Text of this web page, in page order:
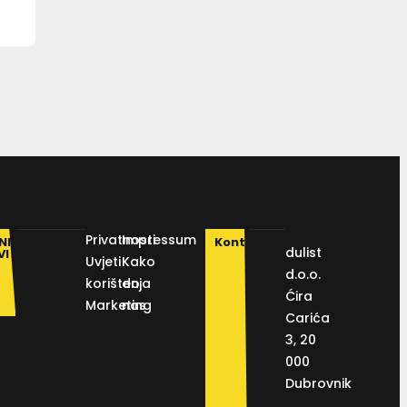
Privatnosti
Uvjeti
korištenja
Marketing
Impressum
Kako
do
nas
Kontakt
dulist
d.o.o.
Ćira
Carića
3, 20
000
Dubrovnik